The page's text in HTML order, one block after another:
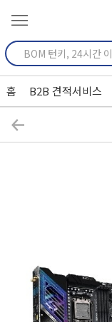
홈 B2B 견적서비스